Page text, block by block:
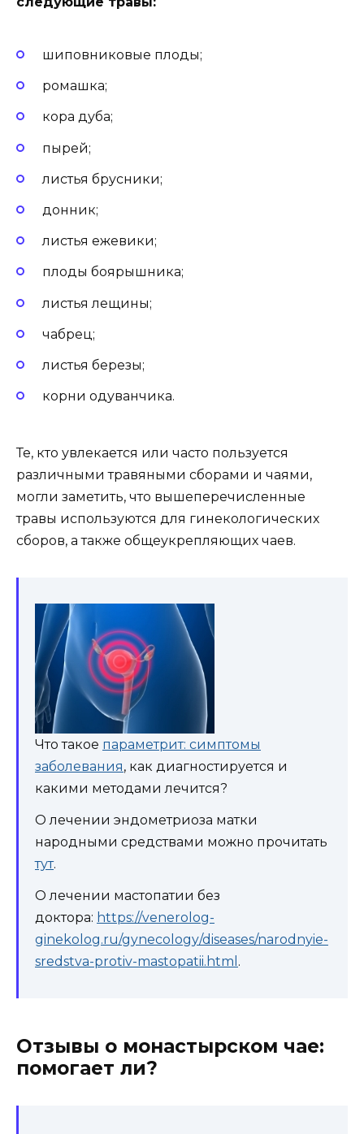
шиповниковые плоды;
ромашка;
кора дуба;
пырей;
листья брусники;
донник;
листья ежевики;
плоды боярышника;
листья лещины;
чабрец;
листья березы;
корни одуванчика.
Те, кто увлекается или часто пользуется
различными травяными сборами и чаями,
могли заметить, что вышеперечисленные
травы используются для гинекологических
сборов, а также общеукрепляющих чаев.
Что такое параметрит: симптомы
заболевания, как диагностируется и
какими методами лечится?
О лечении эндометриоза матки
народными средствами можно прочитать
тут.
О лечении мастопатии без
доктора: https://venerolog-
ginekolog.ru/gynecology/diseases/narodnyie-
sredstva-protiv-mastopatii.html .
Отзывы о монастырском чае:
помогает ли?